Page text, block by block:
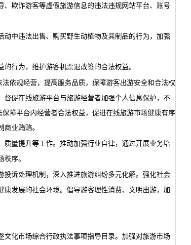
欺诈游客等虚假旅游信息的违法违规网站平台、账号
中违法出售、购买野生动植物及其制品的行为，加强
行为，维护游客机票退改签的合法权益。
依规经营，提高服务品质，保障游客出游安全和合法权
促在线旅游平台与旅游经营者加强个人信息保护，不
障平台内经营者合法权益，促进在线旅游市场健康有序
业贿赂。
量提升等工作。推动加强行业自律，通过开展业务培
序。
诉处理机制，深入推进旅游纠纷多元化解。强化社会
发展的社会环境。倡导游客理性消费、文明出游，加
化市场综合行政执法事项指导目录。加强对旅游市场